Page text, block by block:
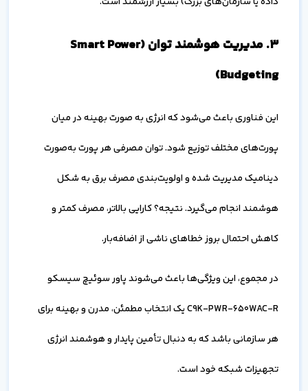
۳. مدیریت هوشمند توان (Smart Power
Budgeting)
این فناوری باعث می‌شود که انرژی به صورت بهینه در میان
پورت‌های مختلف توزیع شود. توان مصرفی هر پورت به‌صورت
دینامیک مدیریت شده و اولویت‌بندی مصرف برق به شکل
هوشمند انجام می‌گیرد. نتیجه؟ کارایی بالاتر، مصرف کمتر و
کاهش احتمال بروز خطاهای ناشی از اضافه‌بار.
در مجموع، این ویژگی‌ها باعث می‌شوند پاور سوئیچ سیسکو
C9K-PWR-650WAC-R یک انتخاب مطمئن، مدرن و بهینه برای
هر سازمانی باشد که به دنبال تأمین پایدار و هوشمند انرژی
تجهیزات شبکه خود است.